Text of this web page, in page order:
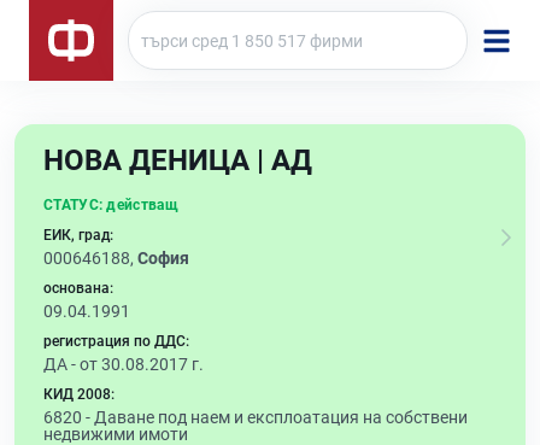
НОВА ДЕНИЦА | АД
СТАТУС: действащ
ЕИК, град:
000646188, София
основана:
09.04.1991
регистрация по ДДС:
ДА - от 30.08.2017 г.
КИД 2008:
6820 - Даване под наем и експлоатация на собствени
недвижими имоти